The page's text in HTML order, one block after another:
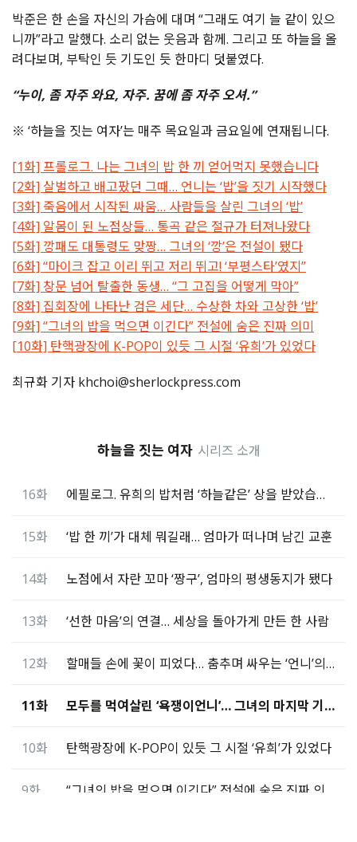
박준은 한 손을 자신의 가슴에 대며 “그래도 여기 늘 같이 있으
니까”라고 말했다. 소리 없는 웃음과 함께. 그리고 또 하늘을 올
려다보며, 부탁인 듯 기도인 듯 한마디 덧붙였다.
“누이, 좀 자주 와요, 자주. 꿈에 좀 자주 오셔.”
※ ‘하늘을 짓는 여자’는 매주 목요일과 금요일에 연재됩니다.
[1화] 프롤로그. 나는 그녀의 밥 한 끼 얻어먹지 못했습니다
[2화] 살벌하고 배고팠던 그때… 언니는 ‘밥’을 짓기 시작했다
[3화] 죽음에서 시작된 싸움… 사람들을 살린 그녀의 ‘밥’
[4화] 알몸이 된 노점상들… 통곡 같은 절규가 터져나왔다
[5화] 깡패도 대통령도 맞짱… 그녀의 ‘깡’은 전설이 됐다
[6화] “마이크 잡고 이리 뛰고 저리 뛰고! ‘부평스타’였지”
[7화] 창문 넘어 탈출한 동생… “그 고집을 어떻게 막아”
[8화] 집회장에 나타난 검은 세단… 수상한 차와 고상한 ‘밥’
[9화] “그녀의 밥을 먹으면 이긴다” 전설에 숨은 진짜 의미
[10화] 탄핵광장에 K-POP이 있듯 그 시절 ‘유희’가 있었다
최규화 기자 khchoi@sherlockpress.com
하늘을 짓는 여자 시리즈 소개
16화 에필로그. 유희의 밥처럼 ‘하늘같은’ 상을 받았습니다
15화 ‘밥 한 끼’가 대체 뭐길래… 엄마가 떠나며 남긴 교훈
14화 노점에서 자란 꼬마 ‘짱구’, 엄마의 평생동지가 됐다
13화 ‘선한 마음’의 연결… 세상을 돌아가게 만든 한 사람
12화 할매들 손에 꽃이 피었다… 춤추며 싸우는 ‘언니’의 힘
11화 모두를 먹여살린 ‘욕쟁이언니’… 그녀의 마지막 기도
10화 탄핵광장에 K-POP이 있듯 그 시절 ‘유희’가 있었다
9화